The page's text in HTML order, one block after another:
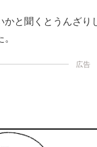
かと聞くとうんざ
広告